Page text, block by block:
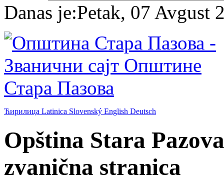
Danas je:Petak, 07 Avgust
Ћирилица Latinica Slovenský English Deutsch
Opština Stara
zvanična stranica